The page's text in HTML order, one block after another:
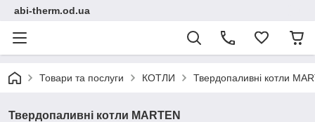
abi-therm.od.ua
Товари та послуги КОТЛИ Твердопаливні котли
Твердопаливні котли MARTEN